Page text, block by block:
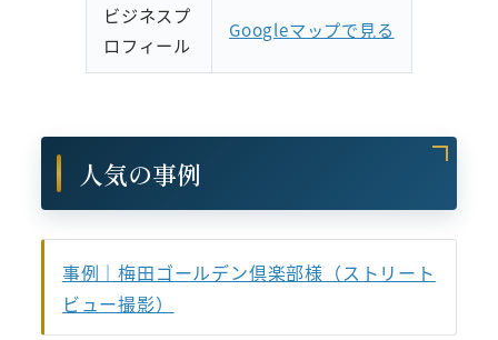
ビジネスプ
ロフィール
Googleマップで見る
人気の事例
事例｜梅田ゴールデン倶楽部様（ストリート
ビュー撮影）